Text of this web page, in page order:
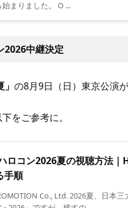
まりました。 O ...
2026中継決定
の8月9日（日）東京公演が
をご参考に。
ロコン2026夏の視聴方法
手順
Co., Ltd. 2026夏、日本三